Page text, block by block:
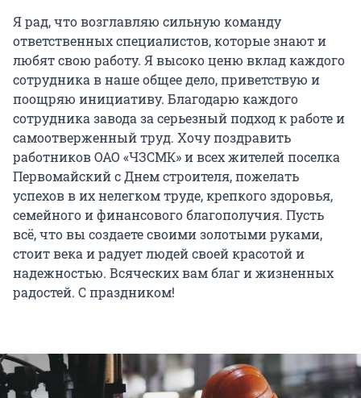
Я рад, что возглавляю сильную команду
ответственных специалистов, которые знают и
любят свою работу. Я высоко ценю вклад каждого
сотрудника в наше общее дело, приветствую и
поощряю инициативу. Благодарю каждого
сотрудника завода за серьезный подход к работе и
самоотверженный труд. Хочу поздравить
работников ОАО «ЧЗСМК» и всех жителей поселка
Первомайский с Днем строителя, пожелать
успехов в их нелегком труде, крепкого здоровья,
семейного и финансового благополучия. Пусть
всё, что вы создаете своими золотыми руками,
стоит века и радует людей своей красотой и
надежностью. Всяческих вам благ и жизненных
радостей. С праздником!